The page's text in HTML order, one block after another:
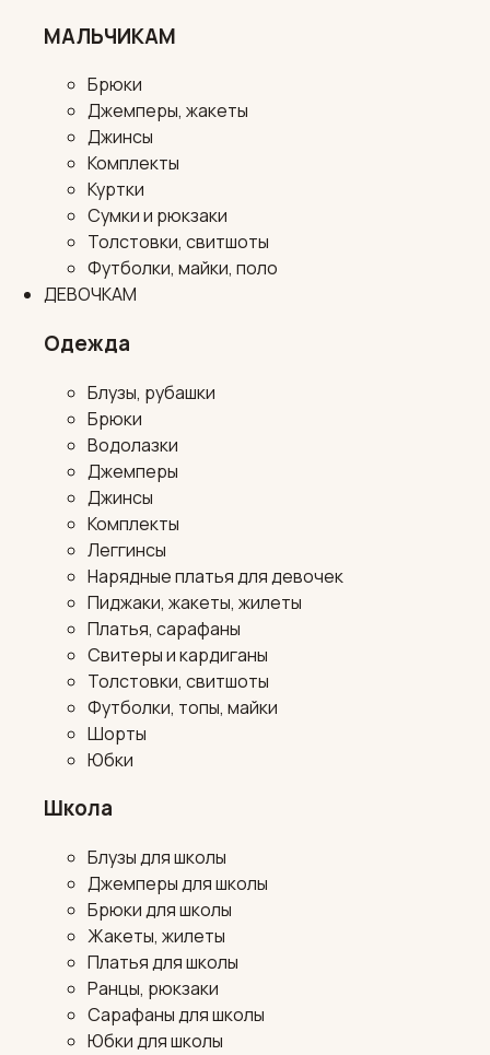
МАЛЬЧИКАМ
Брюки
Джемперы, жакеты
Джинсы
Комплекты
Куртки
Сумки и рюкзаки
Толстовки, свитшоты
Футболки, майки, поло
ДЕВОЧКАМ
Одежда
Блузы, рубашки
Брюки
Водолазки
Джемперы
Джинсы
Комплекты
Леггинсы
Нарядные платья для девочек
Пиджаки, жакеты, жилеты
Платья, сарафаны
Свитеры и кардиганы
Толстовки, свитшоты
Футболки, топы, майки
Шорты
Юбки
Школа
Блузы для школы
Джемперы для школы
Брюки для школы
Жакеты, жилеты
Платья для школы
Ранцы, рюкзаки
Сарафаны для школы
Юбки для школы